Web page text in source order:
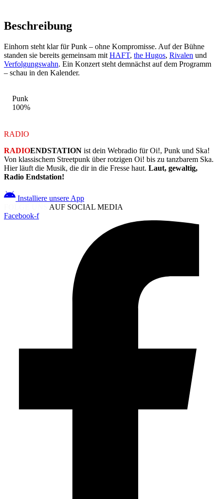
Beschreibung
Einhorn steht klar für Punk – ohne Kompromisse. Auf der Bühne
standen sie bereits gemeinsam mit HAFT, the Hugos, Rivalen und
Verfolgungswahn. Ein Konzert steht demnächst auf dem Programm
– schau in den Kalender.
Punk
100%
RADIO
RADIOENDSTATION ist dein Webradio für Oi!, Punk und Ska!
Von klassischem Streetpunk über rotzigen Oi! bis zu tanzbarem Ska.
Hier läuft die Musik, die dir in die Fresse haut. Laut, gewaltig,
Radio Endstation!
Installiere unsere App
AUF SOCIAL MEDIA
Facebook-f